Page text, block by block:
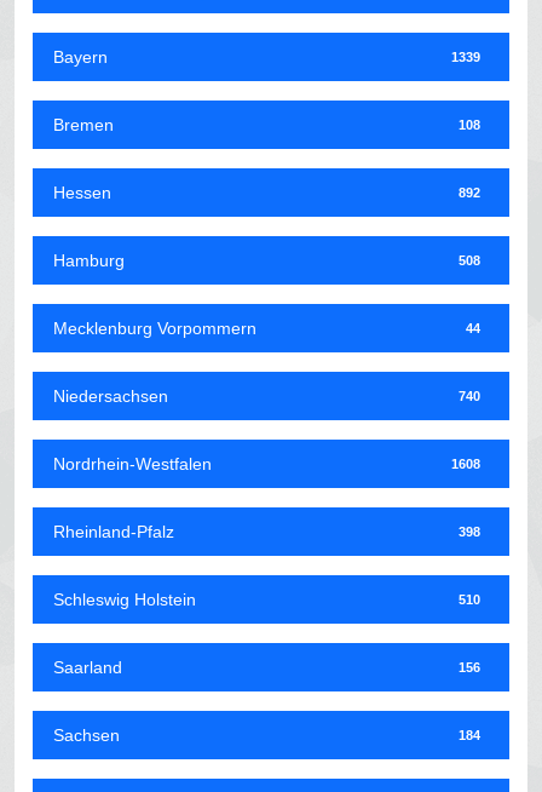
Bayern 1339
Bremen 108
Hessen 892
Hamburg 508
Mecklenburg Vorpommern 44
Niedersachsen 740
Nordrhein-Westfalen 1608
Rheinland-Pfalz 398
Schleswig Holstein 510
Saarland 156
Sachsen 184